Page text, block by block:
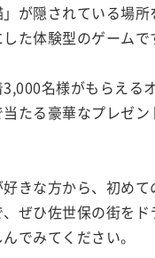
が隠されている場
た体験型のゲームで
名様がもらえる
たる豪華なプレゼ
きな方から、初めて
ぜひ佐世保の街を
でみてください。